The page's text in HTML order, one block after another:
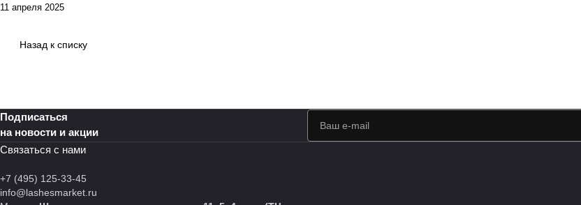
11 апреля 2025
Назад к списку
Подписаться
на новости и акции
Связаться с нами
+7 (495) 125-33-45
info@lashesmarket.ru